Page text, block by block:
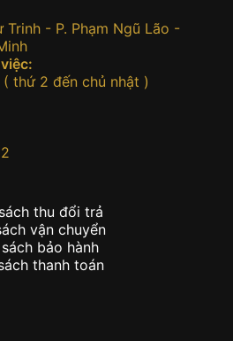
Trinh - P. Phạm Ngũ Lão -
thứ 2 đến chủ nhật )
thu đổi trả
vận chuyển
bảo hành
thanh toán